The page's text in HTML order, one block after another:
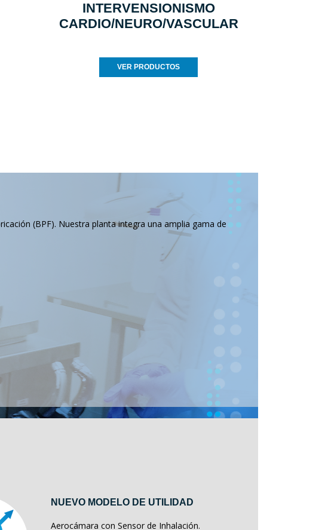
INTERVENSIONISMO
CARDIO/NEURO/VASCULAR
VER PRODUCTOS
(BPF). Nuestra planta integra una amplia gama de
NUEVO MODELO DE UTILIDAD
Aerocámara con Sensor de Inhalación.